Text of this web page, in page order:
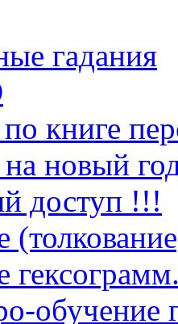
гадания
книге
новый
доступ !!!
обучение